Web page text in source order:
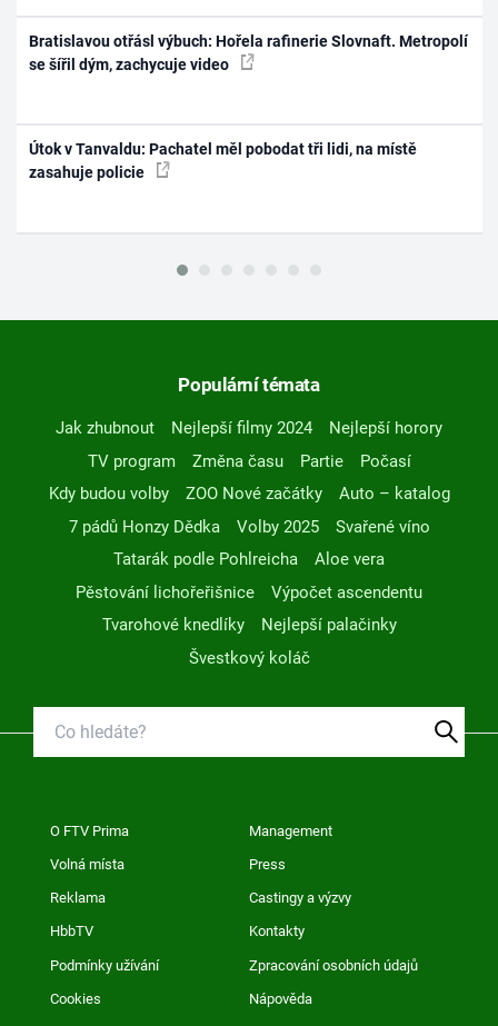
Bratislavou otřásl výbuch: Hořela rafinerie Slovnaft. Metropolí
se šířil dým, zachycuje video
Útok v Tanvaldu: Pachatel měl pobodat tři lidi, na místě
zasahuje policie
Populární témata
Jak zhubnout Nejlepší filmy 2024
Nejlepší horory
TV program
Změna času Partie
Počasí
Kdy budou volby
ZOO Nové začátky
Auto – katalog
7 pádů Honzy Dědka
Volby 2025
Svařené víno
Tatarák podle Pohlreicha
Aloe vera
Pěstování lichořeřišnice
Výpočet ascendentu
Tvarohové knedlíky
Nejlepší palačinky
Švestkový koláč
O FTV Prima Management
Volná místa Press
Reklama Castingy a výzvy
HbbTV Kontakty
Podmínky užívání Zpracování osobních údajů
Cookies Nápověda